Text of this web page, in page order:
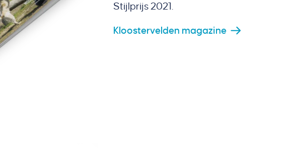
Stijlprijs 2021.
Kloostervelden magazine